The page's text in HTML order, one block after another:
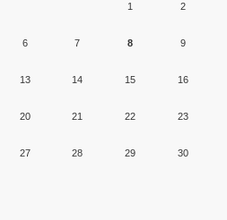
1 2
6 7 8 9
13 14 15 16
20 21 22 23
27 28 29 30